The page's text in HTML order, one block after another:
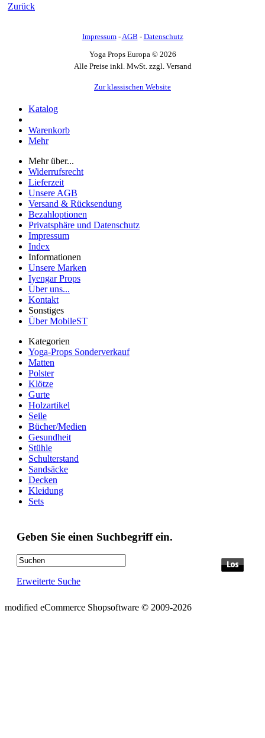
Zurück
Impressum-AGB - Datenschutz
Yoga Props Europa © 2026
Alle Preise inkl. MwSt. zzgl. Versand
Zur klassischen Website
Katalog
Warenkorb
Mehr
Mehr über...
Widerrufsrecht
Lieferzeit
Unsere AGB
Versand & Rücksendung
Bezahloptionen
Privatsphäre und Datenschutz
Impressum
Index
Informationen
Unsere Marken
Iyengar Props
Über uns...
Kontakt
Sonstiges
Über MobileST
Kategorien
Yoga-Props Sonderverkauf
Matten
Polster
Klötze
Gurte
Holzartikel
Seile
Bücher/Medien
Gesundheit
Stühle
Schulterstand
Sandsäcke
Decken
Kleidung
Sets
Geben Sie einen Suchbegriff ein.
Erweiterte Suche
modified eCommerce Shopsoftware © 2009-2026